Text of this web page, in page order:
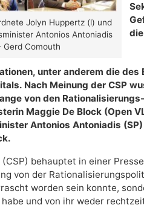
Jolyn Huppertz (l) und
Antonios Antoniadis
Gerd Comouth
die
unter anderem die des
Nach Meinung der CSP
von den
Maggie De Block (Open
Antonios Antoniadis
behauptet in einer
von der
worden sein konnte,
und von ihr weder